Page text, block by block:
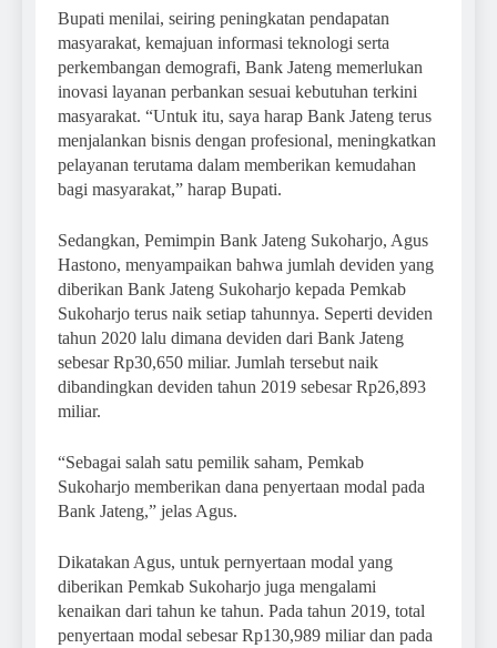
Bupati menilai, seiring peningkatan pendapatan
masyarakat, kemajuan informasi teknologi serta
perkembangan demografi, Bank Jateng memerlukan
inovasi layanan perbankan sesuai kebutuhan terkini
masyarakat. “Untuk itu, saya harap Bank Jateng terus
menjalankan bisnis dengan profesional, meningkatkan
pelayanan terutama dalam memberikan kemudahan
bagi masyarakat,” harap Bupati.
Sedangkan, Pemimpin Bank Jateng Sukoharjo, Agus
Hastono, menyampaikan bahwa jumlah deviden yang
diberikan Bank Jateng Sukoharjo kepada Pemkab
Sukoharjo terus naik setiap tahunnya. Seperti deviden
tahun 2020 lalu dimana deviden dari Bank Jateng
sebesar Rp30,650 miliar. Jumlah tersebut naik
dibandingkan deviden tahun 2019 sebesar Rp26,893
miliar.
“Sebagai salah satu pemilik saham, Pemkab
Sukoharjo memberikan dana penyertaan modal pada
Bank Jateng,” jelas Agus.
Dikatakan Agus, untuk pernyertaan modal yang
diberikan Pemkab Sukoharjo juga mengalami
kenaikan dari tahun ke tahun. Pada tahun 2019, total
penyertaan modal sebesar Rp130,989 miliar dan pada